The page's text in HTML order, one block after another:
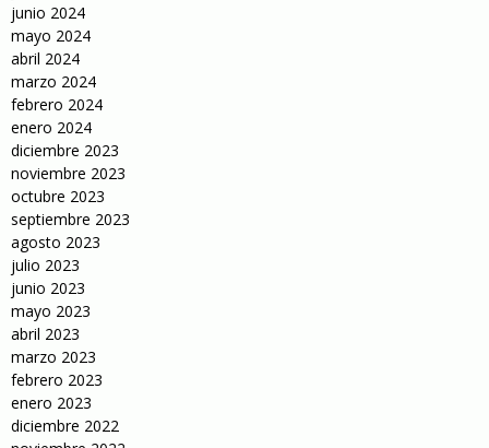
junio 2024
mayo 2024
abril 2024
marzo 2024
febrero 2024
enero 2024
diciembre 2023
noviembre 2023
octubre 2023
septiembre 2023
agosto 2023
julio 2023
junio 2023
mayo 2023
abril 2023
marzo 2023
febrero 2023
enero 2023
diciembre 2022